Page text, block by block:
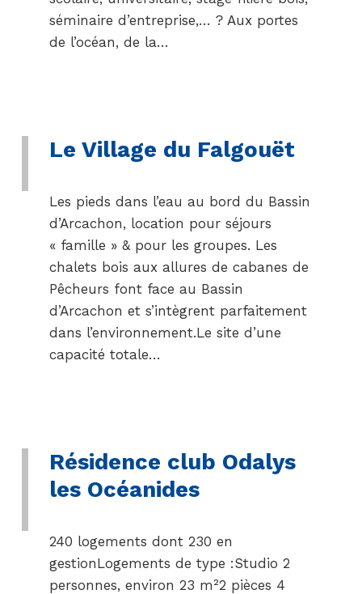
séminaire d’entreprise,… ? Aux portes
de l’océan, de la…
Le Village du Falgouët
Les pieds dans l’eau au bord du Bassin
d’Arcachon, location pour séjours
« famille » & pour les groupes. Les
chalets bois aux allures de cabanes de
Pêcheurs font face au Bassin
d’Arcachon et s’intègrent parfaitement
dans l’environnement.Le site d’une
capacité totale…
Résidence club Odalys
les Océanides
240 logements dont 230 en
gestionLogements de type :Studio 2
personnes, environ 23 m²2 pièces 4